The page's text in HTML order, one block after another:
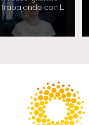
Trabajando con la
culpa y la
vergüenza.